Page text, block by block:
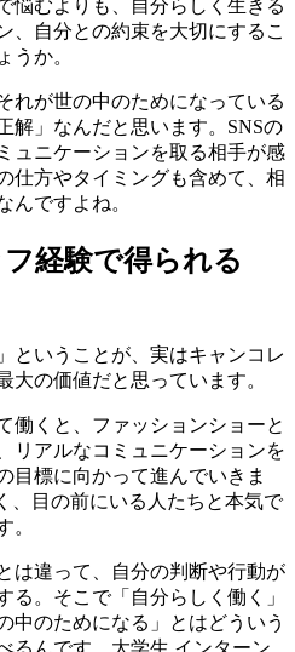
悩むよりも、自分らしく生きる
、自分との約束を大切にするこ
うか。
れが世の中のためになっている
解」なんだと思います。SNSの
ュニケーションを取る相手が感
仕方やタイミングも含めて、相
んですよね。
経験で得られる
ということが、実はキャンコレ
大の価値だと思っています。
働くと、ファッションショーと
リアルなコミュニケーションを
目標に向かって進んでいきま
、目の前にいる人たちと本気で
。
は違って、自分の判断や行動が
る。そこで「自分らしく働く」
中のためになる」とはどういう
るんです。大学生 インターン